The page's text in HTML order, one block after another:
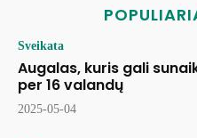
Sveikata
Augalas, kuris gali
per 16 valandų
2025-05-04